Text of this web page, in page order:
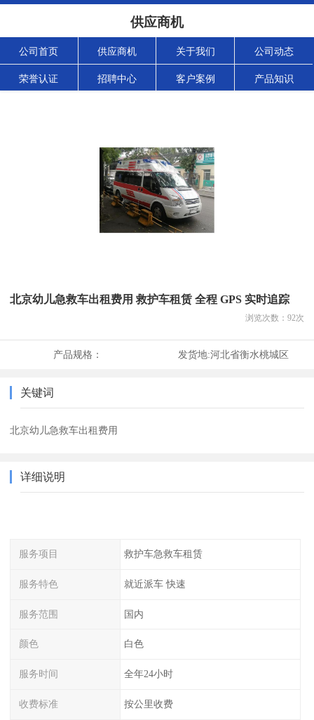
供应商机
公司首页 供应商机 关于我们 公司动态
荣誉认证 招聘中心 客户案例 产品知识
北京幼儿急救车出租费用 救护车租赁 全程 GPS 实时追踪
浏览次数： 92次
产品规格： 发货地:河北省衡水桃城区
关键词
北京幼儿急救车出租费用
详细说明
服务项目 救护车急救车租赁
服务特色 就近派车 快速
服务范围 国内
颜色 白色
服务时间 全年24小时
收费标准 按公里收费